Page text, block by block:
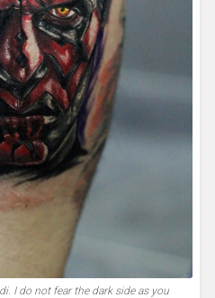
I do not fear the dark side as you